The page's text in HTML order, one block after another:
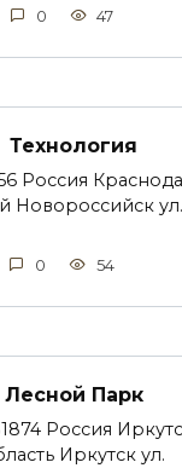
0 47
Технология
Россия
Новороссийск ул.
0 54
Лесной Парк
Россия
Иркутск ул.